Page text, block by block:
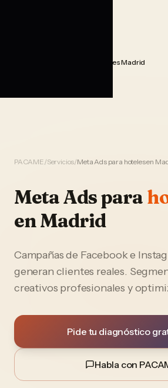
Publicidad Meta Ads Hoteles Madrid
PACAME/Servicios/Meta Ads para hoteles en
Meta Adspara
enMadrid
Campañas de Facebook e
generan clientes reales.
creativos profesionales y
Pide tu diagnóstico
Habla con